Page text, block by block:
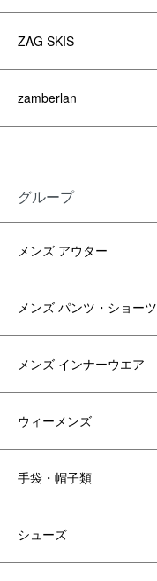
ZAG SKIS
zamberlan
グループ
メンズ アウター
メンズ パンツ・ショーツ
メンズ インナーウエア
ウィーメンズ
手袋・帽子類
シューズ